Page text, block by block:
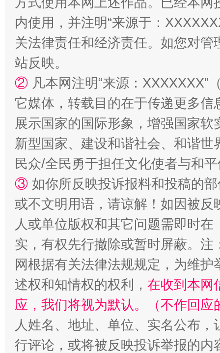
漫山遍野的桃花与雪山、麦地、白藏房 除
招工难、用工荒背后
内使用，并注明“来源于：
关法律责任和经济责任。如您对
站反映。
② 凡本网注明“来源：
它媒体，转载目的在于传递更多
展示国家的国际形象，增强国家
新型国家、建设和谐社会、和谐
民众/全民勇于担任文化使者与和
③ 如你所反映投诉报料和投稿的
或不文明用语，请谅解！如因被
人或单位版权和其它问题需即时在
实，有权先行撤除或暂时屏蔽。
网根据有关法律法规规定，为维
述权和知情权的权利， 在收到本网
应，我们将视为默认。（不作回应
人姓名、地址、单位、实名公布
行评论，或将被反映投诉举报的